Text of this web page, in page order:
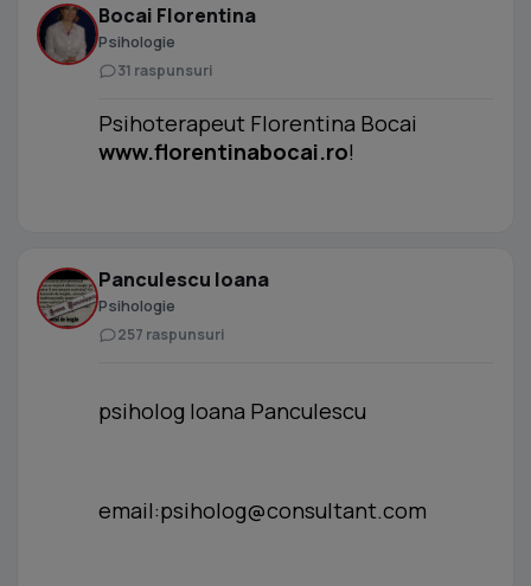
Bocai Florentina
Psihologie
31 raspunsuri
Psihoterapeut Florentina Bocai
www.florentinabocai.ro!
Panculescu Ioana
Psihologie
257 raspunsuri
psiholog Ioana Panculescu
email:psiholog@consultant.com